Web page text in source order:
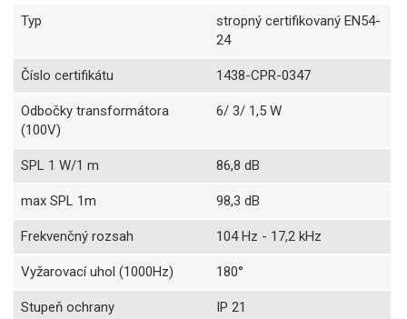
Typ
stropný certifikovaný EN54-
24
Číslo certifikátu 1438-CPR-0347
Odbočky transformátora
(100V)
6/ 3/ 1,5 W
SPL 1 W/1 m 86,8 dB
max SPL 1m 98,3 dB
Frekvenčný rozsah 104 Hz - 17,2 kHz
Vyžarovací uhol (1000Hz) 180°
Stupeň ochrany IP 21